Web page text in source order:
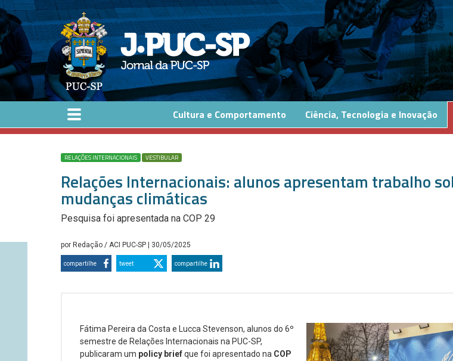
Pular para o conteúdo principal
Cultura e Comportamento Ciência, Tecnologia e Inovação
RELAÇÕES INTERNACIONAIS VESTIBULAR
Relações Internacionais: alunos apresentam trabalho
mudanças climáticas
Pesquisa foi apresentada na COP 29
por Redação / ACI PUC-SP | 30/05/2025
compartilhe tweet compartilhe
Fátima Pereira da Costa e Lucca Stevenson, alunos do 6º
semestre de Relações Internacionais na PUC-SP,
publicaram um policy briefque foi apresentado na COP